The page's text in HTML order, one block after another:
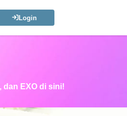
Login
dan EXO di sini!